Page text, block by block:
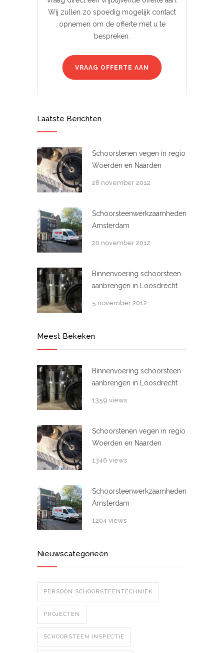
Wij zullen zo spoedig mogelijk contact
opnemen om de offerte met u te
bespreken.
VRAAG OFFERTE AAN
Laatste Berichten
Schoorstenen vegen in regio
Woerden en Naarden
28 november 2012
Schoorsteenwerkzaamheden
Amsterdam
20 november 2012
Binnenvoering schoorsteen
aanbrengen in Loosdrecht
5 november 2012
Meest Bekeken
Binnenvoering schoorsteen
aanbrengen in Loosdrecht
1359 views
Schoorstenen vegen in regio
Woerden en Naarden
1346 views
Schoorsteenwerkzaamheden
Amsterdam
1204 views
Nieuwscategorieën
PERSOON SCHOORSTEENTECHNIEK
PROJECTEN
SCHOORSTEEN INSPECTIE